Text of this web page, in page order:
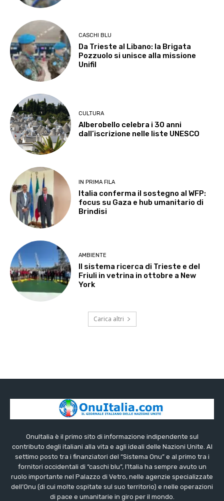
CASCHI BLU
Da Trieste al Libano: la Brigata
Pozzuolo si unisce alla missione
Unifil
CULTURA
Alberobello celebra i 30 anni
dall’iscrizione nelle liste UNESCO
IN PRIMA FILA
Italia conferma il sostegno al WFP:
focus su Gaza e hub umanitario di
Brindisi
AMBIENTE
Il sistema ricerca di Trieste e del
Friuli in vetrina in ottobre a New
York
Carica altri
OnuItalia è il primo sito di informazione indipendente sul
contributo degli italiani alla vita e agli ideali delle Nazioni Unite. Al
settimo posto tra i finanziatori del “Sistema Onu” e al primo tra i
fornitori occidentali di “caschi blu”, l’Italia ha sempre avuto un
ruolo importante nel Palazzo di Vetro, nelle agenzie specializzate
dell’Onu (di cui molte ospitate sul suo territorio) e nelle operazioni
di pace e umanitarie in giro per il mondo.